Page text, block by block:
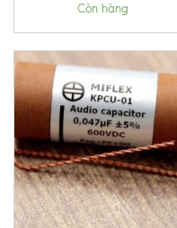
Còn hàng